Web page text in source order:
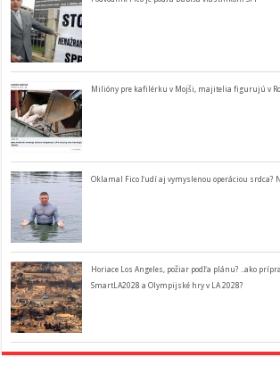
Milióny pre kafilérku v Mojši, majitelia figurujú v
Oklamal Fico ľudí aj vymyslenou operáciou srdca?
Horiace Los Angeles, požiar podľa plánu? ..ako
SmartLA2028 a Olympijské hry v LA 2028?